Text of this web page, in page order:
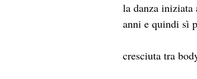
la danza iniziata
anni e quindi sì
cresciuta tra